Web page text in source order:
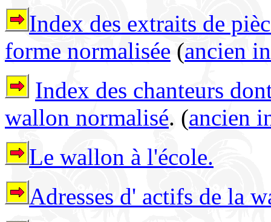
Index des extraits de
forme normalisée (ancien
Index des chanteurs
wallon normalisé. (ancien
Le wallon à l'école.
Adresses d' actifs de la